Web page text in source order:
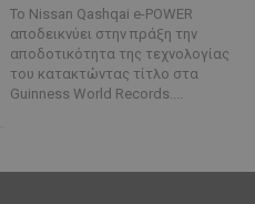
Το Nissan Qashqai e-POWER
αποδεικνύει στην πράξη την
αποδοτικότητα της τεχνολογίας
του κατακτώντας τίτλο στα
Guinness World Records....